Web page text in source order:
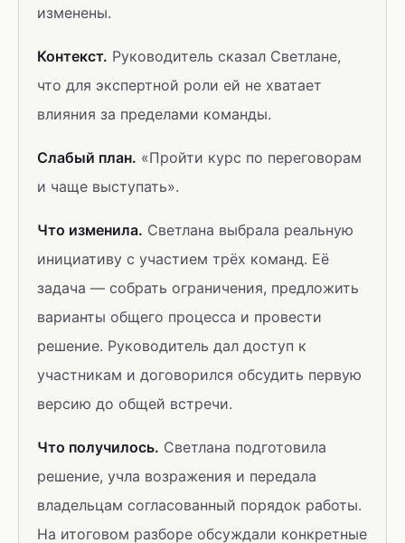
изменены.
Контекст. Руководитель сказал Светлане,
что для экспертной роли ей не хватает
влияния за пределами команды.
Слабый план. «Пройти курс по переговорам
и чаще выступать».
Что изменила. Светлана выбрала реальную
инициативу с участием трёх команд. Её
задача — собрать ограничения, предложить
варианты общего процесса и провести
решение. Руководитель дал доступ к
участникам и договорился обсудить первую
версию до общей встречи.
Что получилось. Светлана подготовила
решение, учла возражения и передала
владельцам согласованный порядок работы.
На итоговом разборе обсуждали конкретные